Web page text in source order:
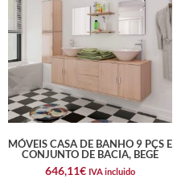
MÓVEIS CASA DE BANHO 9 PÇS E
CONJUNTO DE BACIA, BEGE
646,11€ IVA incluido